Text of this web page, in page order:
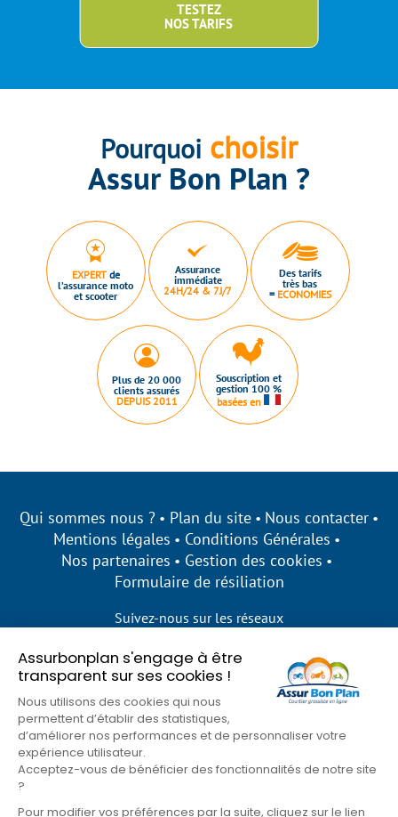
Assurbonplan s'engage à être
transparent sur ses cookies !
Nous utilisons des cookies qui nous
permettent d’établir des statistiques,
d’améliorer nos performances et de personnaliser votre
expérience utilisateur.
Acceptez-vous de bénéficier des fonctionnalités de notre site
?
Pour modifier vos préférences par la suite, cliquez sur le lien
TESTEZ
NOS TARIFS
Pourquoi choisir
Assur Bon Plan ?
EXPERTde
l’assurance moto
et scooter
Assurance
immédiate
24H/24 & 7J/7
Des tarifs
très bas
= ECONOMIES
Plus de 20 000
clients assurés
DEPUIS 2011
Souscription et
gestion 100 %
basées en
Qui sommes nous ? Plan du site
Nous contacter
Mentions légales
Conditions Générales
Nos partenaires
Gestion des cookies
Formulaire de résiliation
Suivez-nous sur les réseaux